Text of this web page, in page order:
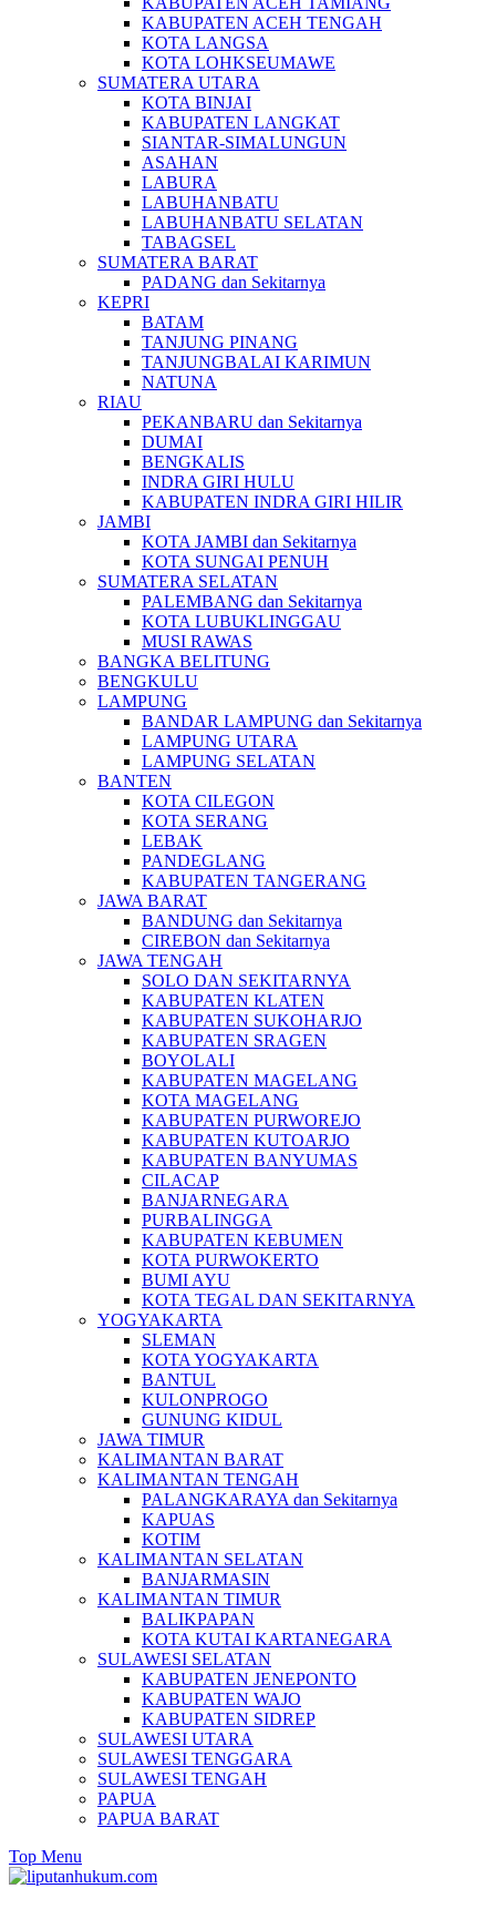
KABUPATEN ACEH TENGAH
KOTA LANGSA
KOTA LOHKSEUMAWE
SUMATERA UTARA
KOTA BINJAI
KABUPATEN LANGKAT
SIANTAR-SIMALUNGUN
ASAHAN
LABURA
LABUHANBATU
LABUHANBATU SELATAN
TABAGSEL
SUMATERA BARAT
PADANG dan Sekitarnya
KEPRI
BATAM
TANJUNG PINANG
TANJUNGBALAI KARIMUN
NATUNA
RIAU
PEKANBARU dan Sekitarnya
DUMAI
BENGKALIS
INDRA GIRI HULU
KABUPATEN INDRA GIRI HILIR
JAMBI
KOTA JAMBI dan Sekitarnya
KOTA SUNGAI PENUH
SUMATERA SELATAN
PALEMBANG dan Sekitarnya
KOTA LUBUKLINGGAU
MUSI RAWAS
BANGKA BELITUNG
BENGKULU
LAMPUNG
BANDAR LAMPUNG dan Sekitarnya
LAMPUNG UTARA
LAMPUNG SELATAN
BANTEN
KOTA CILEGON
KOTA SERANG
LEBAK
PANDEGLANG
KABUPATEN TANGERANG
JAWA BARAT
BANDUNG dan Sekitarnya
CIREBON dan Sekitarnya
JAWA TENGAH
SOLO DAN SEKITARNYA
KABUPATEN KLATEN
KABUPATEN SUKOHARJO
KABUPATEN SRAGEN
BOYOLALI
KABUPATEN MAGELANG
KOTA MAGELANG
KABUPATEN PURWOREJO
KABUPATEN KUTOARJO
KABUPATEN BANYUMAS
CILACAP
BANJARNEGARA
PURBALINGGA
KABUPATEN KEBUMEN
KOTA PURWOKERTO
BUMI AYU
KOTA TEGAL DAN SEKITARNYA
YOGYAKARTA
SLEMAN
KOTA YOGYAKARTA
BANTUL
KULONPROGO
GUNUNG KIDUL
JAWA TIMUR
KALIMANTAN BARAT
KALIMANTAN TENGAH
PALANGKARAYA dan Sekitarnya
KAPUAS
KOTIM
KALIMANTAN SELATAN
BANJARMASIN
KALIMANTAN TIMUR
BALIKPAPAN
KOTA KUTAI KARTANEGARA
SULAWESI SELATAN
KABUPATEN JENEPONTO
KABUPATEN WAJO
KABUPATEN SIDREP
SULAWESI UTARA
SULAWESI TENGGARA
SULAWESI TENGAH
PAPUA
PAPUA BARAT
Top Menu